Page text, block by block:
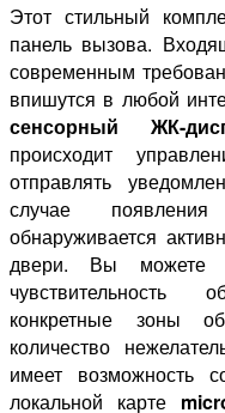
Этот стильный
панель вызова.
современным
впишутся в любой
сенсорный ЖК-
происходит
отправлять
случае
обнаруживается
двери. Вы можете
чувствительность
конкретные зоны
количество
имеет возможность
локальной карте